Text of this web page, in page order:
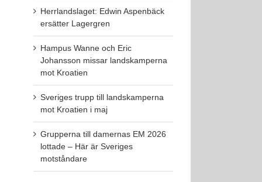
Herrlandslaget: Edwin Aspenbäck
ersätter Lagergren
Hampus Wanne och Eric
Johansson missar landskamperna
mot Kroatien
Sveriges trupp till landskamperna
mot Kroatien i maj
Grupperna till damernas EM 2026
lottade – Här är Sveriges
motståndare